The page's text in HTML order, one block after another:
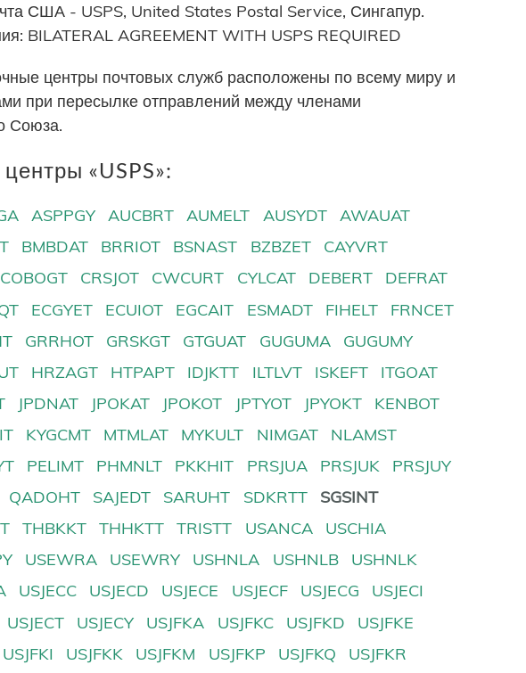
США - USPS, United States Postal Service, Сингапур.
BILATERAL AGREEMENT WITH USPS REQUIRED
центры почтовых служб расположены по всему миру и
при пересылке отправлений между членами
Союза.
«USPS»:
ASPPGY AUCBRT AUMELT AUSYDT
AWAUAT
BMBDAT BRRIOT BSNAST BZBZET
CAYVRT
COBOGT CRSJOT CWCURT CYLCAT DEBERT
DEFRAT
ECGYET ECUIOT EGCAIT ESMADT FIHELT
FRNCET
GRRHOT GRSKGT GTGUAT GUGUMA
GUGUMY
HRZAGT HTPAPT IDJKTT ILTLVT ISKEFT
ITGOAT
JPDNAT JPOKAT JPOKOT JPTYOT JPYOKT
KENBOT
KYGCMT MTMLAT MYKULT NIMGAT
NLAMST
PELIMT PHMNLT PKKHIT PRSJUA PRSJUK
PRSJUY
QADOHT SAJEDT SARUHT SDKRTT
SGSINT
THBKKT THHKTT TRISTT USANCA
USCHIA
USEWRA USEWRY USHNLA USHNLB
USHNLK
USJECC USJECD USJECE USJECF USJECG
USJECI
USJECT USJECY USJFKA USJFKC USJFKD
USJFKE
USJFKI USJFKK USJFKM USJFKP USJFKQ
USJFKR